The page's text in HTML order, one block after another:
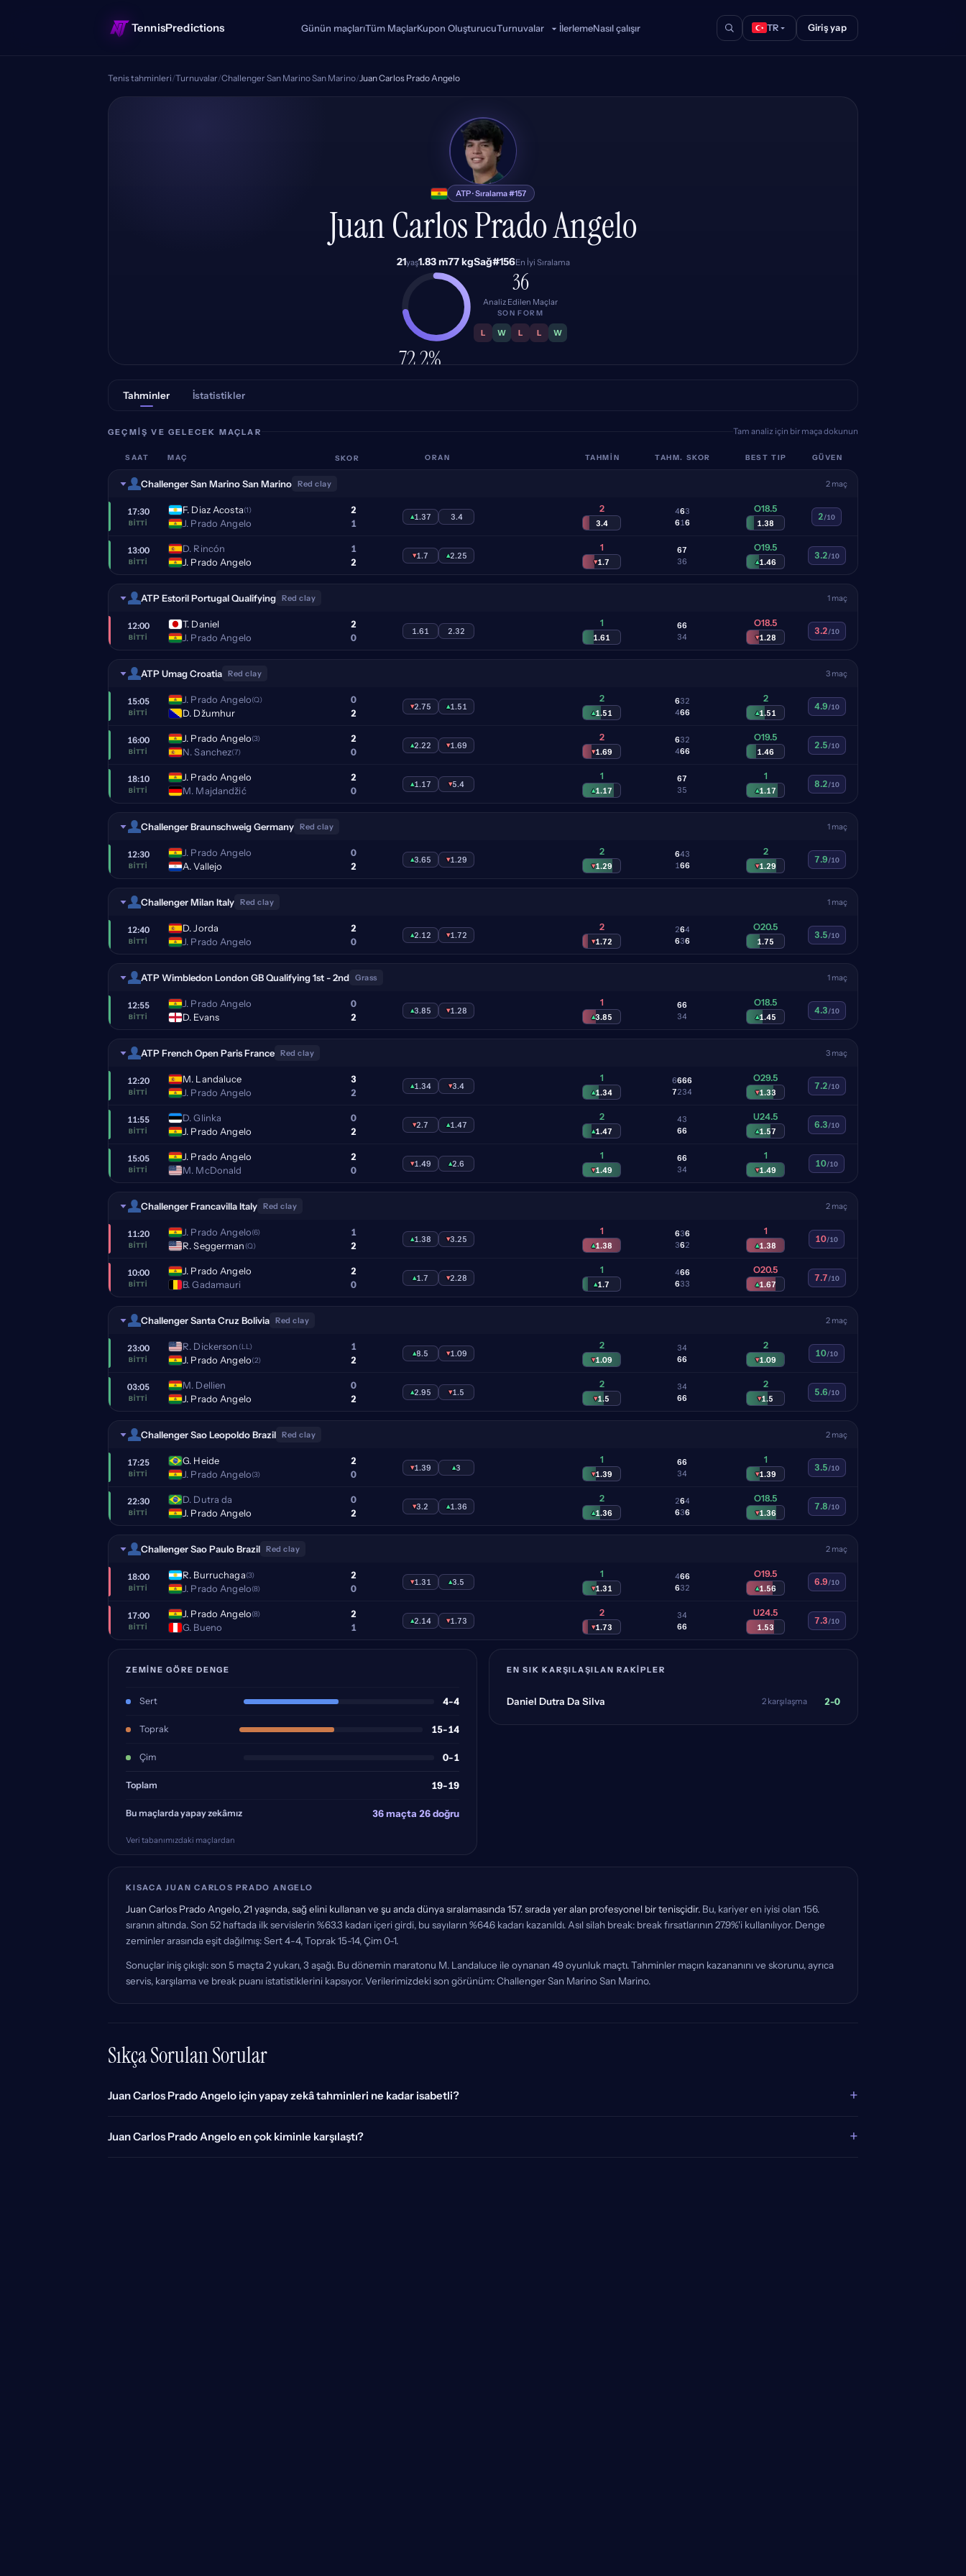
TennisPredictions Günün maçlarıTüm MaçlarKupon OluşturucuTurnuvalar İlerlemeNasıl çalışır TR Giriş yap
Tenis tahminleri/Turnuvalar/Challenger San Marino San Marino/Juan Carlos Prado Angelo
JA
ATP · Sıralama #157
Juan Carlos Prado Angelo
21yaş1.83 m77 kgSağ#156En İyi Sıralama
72.2%
36
Analiz Edilen Maçlar
SON FORM
L W L L W
Tahminler İstatistikler
GEÇMIŞ VE GELECEK MAÇLAR Tam analiz için bir maça dokunun
SAAT MAÇ SKOR ORAN TAHMİN TAHM. SKOR BEST TIP GÜVEN
Challenger San Marino San Marino Red clay 2 maç
17:30
BITTI
F. Diaz Acosta(1)
J. Prado Angelo
2
1
▴1.37 3.4
2
3.4
4
6
6
1
3
6
O18.5
1.38
2/10
13:00
BITTI
D. Rincón
J. Prado Angelo
1
2
▾1.7 ▴2.25
1
▾1.7
6
3
7
6
O19.5
▴1.46
3.2/10
ATP Estoril Portugal Qualifying Red clay 1 maç
12:00
BITTI
T. Daniel
J. Prado Angelo
2
0
1.61 2.32
1
1.61
6
3
6
4
O18.5
▾1.28
3.2/10
ATP Umag Croatia Red clay 3 maç
15:05
BITTI
J. Prado Angelo(Q)
D. Džumhur
0
2
▾2.75 ▴1.51
2
▴1.51
6
4
3
6
2
6
2
▴1.51
4.9/10
16:00
BITTI
J. Prado Angelo(3)
N. Sanchez(7)
2
0
▴2.22 ▾1.69
2
▾1.69
6
4
3
6
2
6
O19.5
1.46
2.5/10
18:10
BITTI
J. Prado Angelo
M. Majdandžić
2
0
▴1.17 ▾5.4
1
▴1.17
6
3
7
5
1
▴1.17
8.2/10
Challenger Braunschweig Germany Red clay 1 maç
12:30
BITTI
J. Prado Angelo
A. Vallejo
0
2
▴3.65 ▾1.29
2
▾1.29
6
1
4
6
3
6
2
▾1.29
7.9/10
Challenger Milan Italy Red clay 1 maç
12:40
BITTI
D. Jorda
J. Prado Angelo
2
0
▴2.12 ▾1.72
2
▾1.72
2
6
6
3
4
6
O20.5
1.75
3.5/10
ATP Wimbledon London GB Qualifying 1st - 2nd Grass 1 maç
12:55
BITTI
J. Prado Angelo
D. Evans
0
2
▴3.85 ▾1.28
1
▴3.85
6
3
6
4
O18.5
▴1.45
4.3/10
ATP French Open Paris France Red clay 3 maç
12:20
BITTI
M. Landaluce
J. Prado Angelo
3
2
▴1.34 ▾3.4
1
▴1.34
6
7
6
2
6
3
6
4
O29.5
▾1.33
7.2/10
11:55
BITTI
D. Glinka
J. Prado Angelo
0
2
▾2.7 ▴1.47
2
▴1.47
4
6
3
6
U24.5
▴1.57
6.3/10
15:05
BITTI
J. Prado Angelo
M. McDonald
2
0
▾1.49 ▴2.6
1
▾1.49
6
3
6
4
1
▾1.49
10/10
Challenger Francavilla Italy Red clay 2 maç
11:20
BITTI
J. Prado Angelo(6)
R. Seggerman (Q)
1
2
▴1.38 ▾3.25
1
▴1.38
6
3
3
6
6
2
1
▴1.38
10/10
10:00
BITTI
J. Prado Angelo
B. Gadamauri
2
0
▴1.7 ▾2.28
1
▴1.7
4
6
6
3
6
3
O20.5
▴1.67
7.7/10
Challenger Santa Cruz Bolivia Red clay 2 maç
23:00
BITTI
R. Dickerson (LL)
J. Prado Angelo(2)
1
2
▴8.5 ▾1.09
2
▾1.09
3
6
4
6
2
▾1.09
10/10
03:05
BITTI
M. Dellien
J. Prado Angelo
0
2
▴2.95 ▾1.5
2
▾1.5
3
6
4
6
2
▾1.5
5.6/10
Challenger Sao Leopoldo Brazil Red clay 2 maç
17:25
BITTI
G. Heide
J. Prado Angelo(3)
2
0
▾1.39 ▴3
1
▾1.39
6
3
6
4
1
▾1.39
3.5/10
22:30
BITTI
D. Dutra da
J. Prado Angelo
0
2
▾3.2 ▴1.36
2
▴1.36
2
6
6
3
4
6
O18.5
▾1.36
7.8/10
Challenger Sao Paulo Brazil Red clay 2 maç
18:00
BITTI
R. Burruchaga(3)
J. Prado Angelo(8)
2
0
▾1.31 ▴3.5
1
▾1.31
4
6
6
3
6
2
O19.5
▴1.56
6.9/10
17:00
BITTI
J. Prado Angelo(8)
G. Bueno
2
1
▴2.14 ▾1.73
2
▾1.73
3
6
4
6
U24.5
1.53
7.3/10
ZEMINE GÖRE DENGE
Sert 4-4
Toprak 15-14
Çim 0-1
Toplam 19-19
Bu maçlarda yapay zekâmız 36 maçta 26 doğru
Veri tabanımızdaki maçlardan
EN SIK KARŞILAŞILAN RAKIPLER
Daniel Dutra Da Silva 2 karşılaşma 2-0
KISACA JUAN CARLOS PRADO ANGELO
Juan Carlos Prado Angelo, 21 yaşında, sağ elini kullanan ve şu anda dünya sıralamasında 157. sırada yer alan profesyonel bir tenisçidir. Bu, kariyer en iyisi olan 156.
sıranın altında. Son 52 haftada ilk servislerin %63.3 kadarı içeri girdi, bu sayıların %64.6 kadarı kazanıldı. Asıl silah break: break fırsatlarının 27.9%'i kullanılıyor. Denge
zeminler arasında eşit dağılmış: Sert 4-4, Toprak 15-14, Çim 0-1.
Sonuçlar iniş çıkışlı: son 5 maçta 2 yukarı, 3 aşağı. Bu dönemin maratonu M. Landaluce ile oynanan 49 oyunluk maçtı. Tahminler maçın kazananını ve skorunu, ayrıca
servis, karşılama ve break puanı istatistiklerini kapsıyor. Verilerimizdeki son görünüm: Challenger San Marino San Marino.
Sıkça Sorulan Sorular
Juan Carlos Prado Angelo için yapay zekâ tahminleri ne kadar isabetli? +
Juan Carlos Prado Angelo en çok kiminle karşılaştı? +